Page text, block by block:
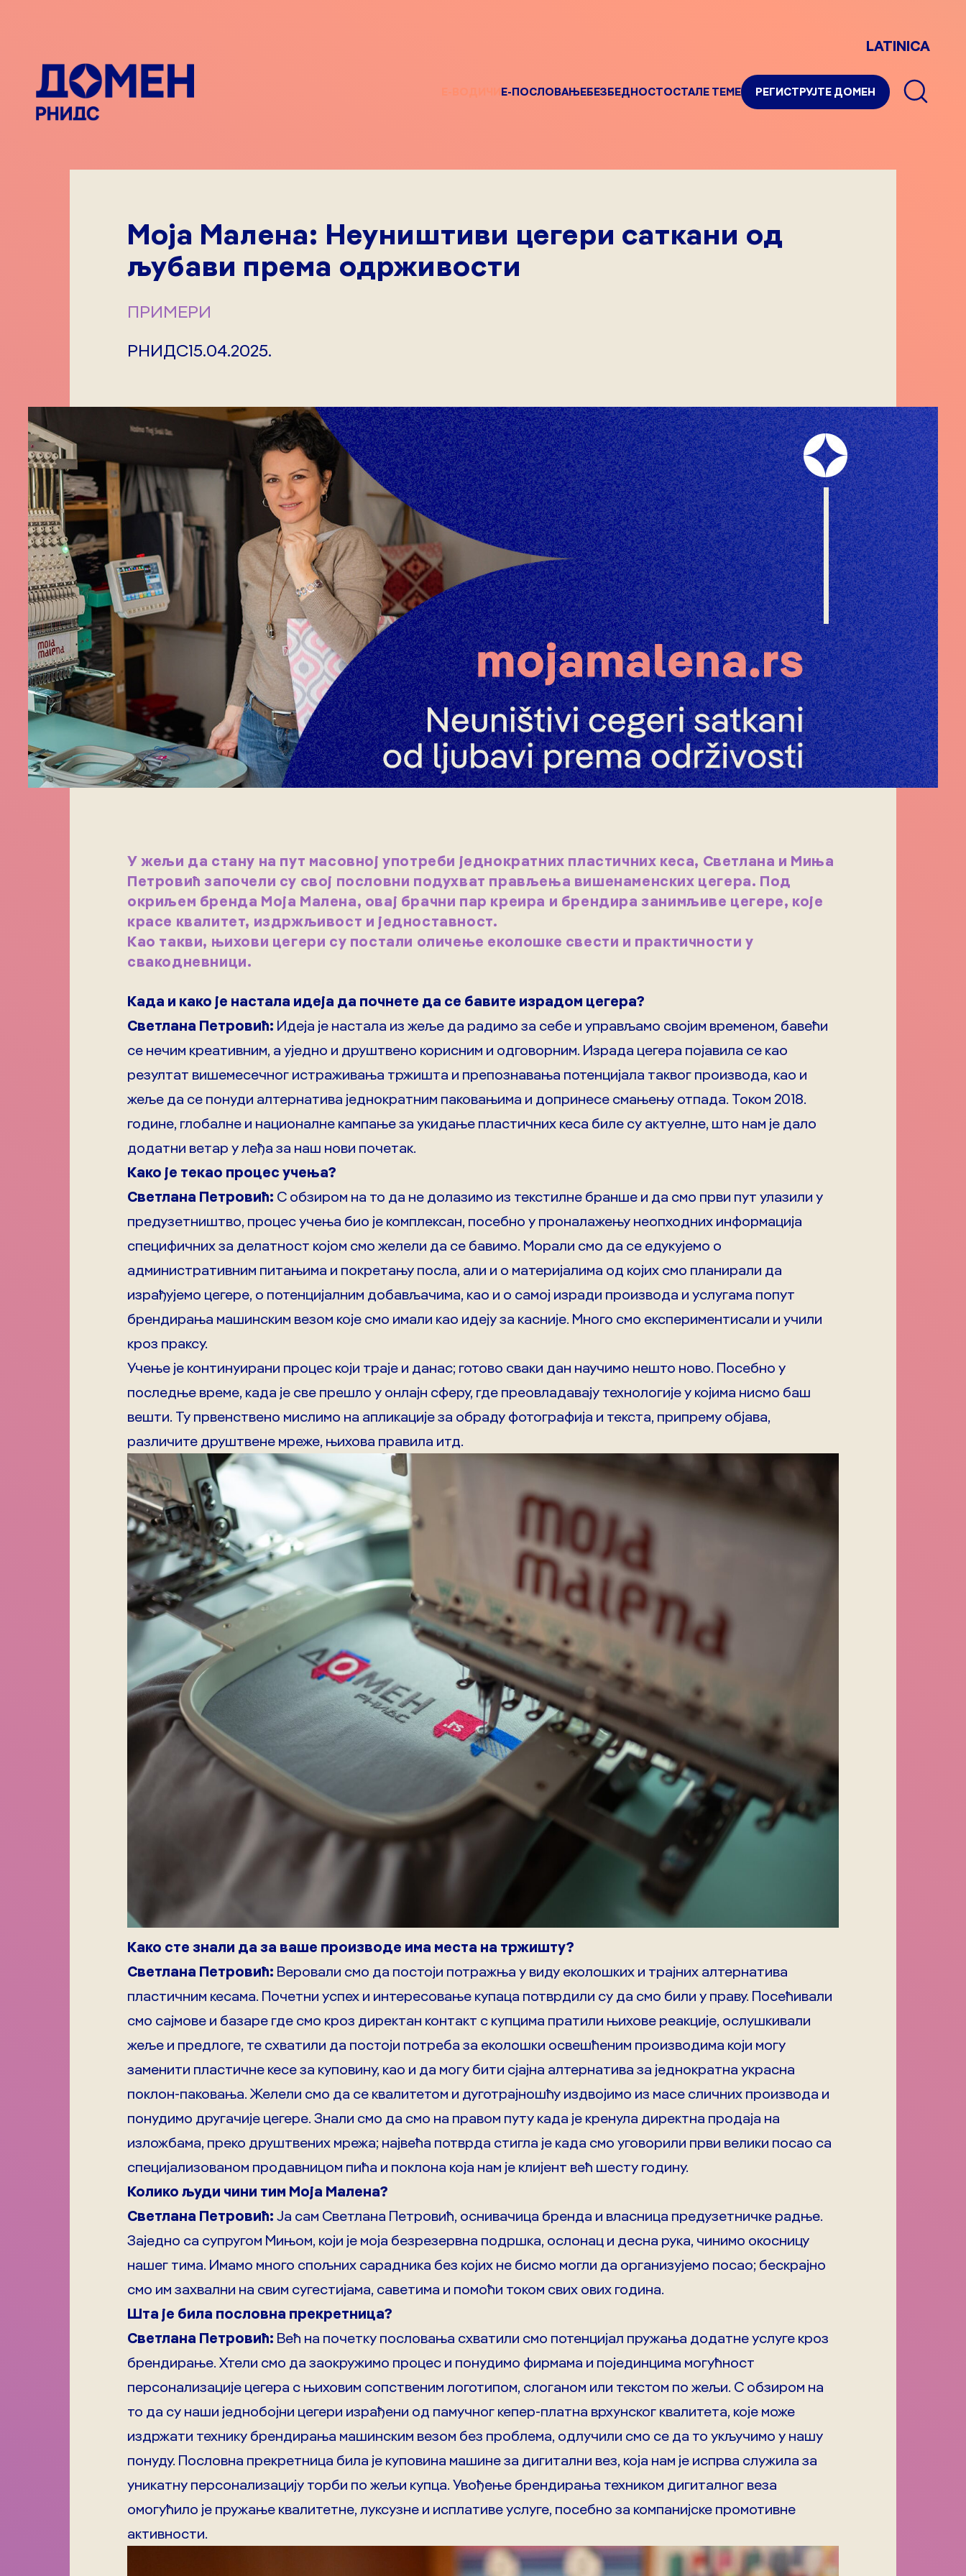
LATINICA
Е-ПОСЛОВАЊЕБЕЗБЕДНОСТОСТАЛЕ ТЕМЕ РЕГИСТРУЈТЕ ДОМЕН
Моја Малена: Неуништиви цегери саткани од
љубави према одрживости
ПРИМЕРИ
РНИДС15.04.2025.
У жељи да стану на пут масовној употреби једнократних пластичних кеса, Светлана и Миња
Петровић започели су свој пословни подухват прављења вишенаменских цегера. Под
окриљем бренда Моја Малена, овај брачни пар креира и брендира занимљиве цегере, које
красе квалитет, издржљивост и једноставност.
Као такви, њихови цегери су постали оличење еколошке свести и практичности у
свакодневници.
Када и како је настала идеја да почнете да се бавите израдом цегера?
Светлана Петровић: Идеја је настала из жеље да радимо за себе и управљамо својим временом, бавећи
се нечим креативним, а уједно и друштвено корисним и одговорним. Израда цегера појавила се као
резултат вишемесечног истраживања тржишта и препознавања потенцијала таквог производа, као и
жеље да се понуди алтернатива једнократним паковањима и допринесе смањењу отпада. Током 2018.
године, глобалне и националне кампање за укидање пластичних кеса биле су актуелне, што нам је дало
додатни ветар у леђа за наш нови почетак.
Како је текао процес учења?
Светлана Петровић: С обзиром на то да не долазимо из текстилне бранше и да смо први пут улазили у
предузетништво, процес учења био је комплексан, посебно у проналажењу неопходних информација
специфичних за делатност којом смо желели да се бавимо. Морали смо да се едукујемо о
административним питањима и покретању посла, али и о материјалима од којих смо планирали да
израђујемо цегере, о потенцијалним добављачима, као и о самој изради производа и услугама попут
брендирања машинским везом које смо имали као идеју за касније. Много смо експериментисали и учили
кроз праксу.
Учење је континуирани процес који траје и данас; готово сваки дан научимо нешто ново. Посебно у
последње време, када је све прешло у онлајн сферу, где преовладавају технологије у којима нисмо баш
вешти. Ту првенствено мислимо на апликације за обраду фотографија и текста, припрему објава,
различите друштвене мреже, њихова правила итд.
Како сте знали да за ваше производе има места на тржишту?
Светлана Петровић: Веровали смо да постоји потражња у виду еколошких и трајних алтернатива
пластичним кесама. Почетни успех и интересовање купаца потврдили су да смо били у праву. Посећивали
смо сајмове и базаре где смо кроз директан контакт с купцима пратили њихове реакције, ослушкивали
жеље и предлоге, те схватили да постоји потреба за еколошки освешћеним производима који могу
заменити пластичне кесе за куповину, као и да могу бити сјајна алтернатива за једнократна украсна
поклон-паковања. Желели смо да се квалитетом и дуготрајношћу издвојимо из масе сличних производа и
понудимо другачије цегере. Знали смо да смо на правом путу када је кренула директна продаја на
изложбама, преко друштвених мрежа; највећа потврда стигла је када смо уговорили први велики посао са
специјализованом продавницом пића и поклона која нам је клијент већ шесту годину.
Колико људи чини тим Моја Малена?
Светлана Петровић: Ја сам Светлана Петровић, оснивачица бренда и власница предузетничке радње.
Заједно са супругом Мињом, који је моја безрезервна подршка, ослонац и десна рука, чинимо окосницу
нашег тима. Имамо много спољних сарадника без којих не бисмо могли да организујемо посао; бескрајно
смо им захвални на свим сугестијама, саветима и помоћи током свих ових година.
Шта је била пословна прекретница?
Светлана Петровић: Већ на почетку пословања схватили смо потенцијал пружања додатне услуге кроз
брендирање. Хтели смо да заокружимо процес и понудимо фирмама и појединцима могућност
персонализације цегера с њиховим сопственим логотипом, слоганом или текстом по жељи. С обзиром на
то да су наши једнобојни цегери израђени од памучног кепер-платна врхунског квалитета, које може
издржати технику брендирања машинским везом без проблема, одлучили смо се да то укључимо у нашу
понуду. Пословна прекретница била је куповина машине за дигитални вез, која нам је испрва служила за
уникатну персонализацију торби по жељи купца. Увођење брендирања техником дигиталног веза
омогућило је пружање квалитетне, луксузне и исплативе услуге, посебно за компанијске промотивне
активности.